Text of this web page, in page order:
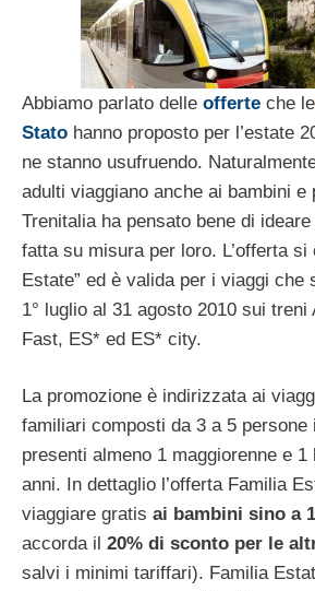
Abbiamo parlato delle offerte che le
Stato hanno proposto per l’estate
ne stanno usufruendo.
adulti viaggiano anche ai bambini e
Trenitalia ha pensato bene di
fatta su misura per loro. L’offerta si
Estate” ed è valida per i viaggi che
1° luglio al 31 agosto 2010 sui treni
Fast, ES* ed ES* city.
La promozione è indirizzata ai
familiari composti da 3 a 5 persone
presenti almeno 1 maggiorenne e 1
anni. In dettaglio l’offerta Familia
viaggiare gratis ai bambini sino a
accorda il 20% di sconto per le
salvi i minimi tariffari). Familia